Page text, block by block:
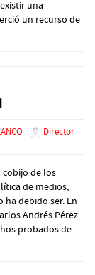
una
un recurso de
Director
cobijo de los
de medios,
debido ser. En
Andrés Pérez
probados de